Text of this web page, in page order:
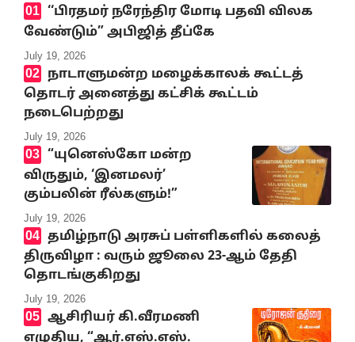
‘‘பிரதமர் நரேந்திர மோடி பதவி விலக
வேண்டும்” அபிஜித் தீப்கே
July 19, 2026
நாடாளுமன்ற மழைக்காலக் கூட்டத்
தொடர் அனைத்து கட்சிக் கூட்டம்
நடைபெற்றது
July 19, 2026
“யுனெஸ்கோ மன்ற
விருதும், ‘இனமலர்’
கும்பலின் ரீல்களும்!”
July 19, 2026
தமிழ்நாடு அரசுப் பள்ளிகளில் கலைத்
திருவிழா : வரும் ஜூலை 23-ஆம் தேதி
தொடங்குகிறது
July 19, 2026
ஆசிரியர் கி.வீரமணி
எழுதிய, “ஆர்.எஸ்.எஸ்.